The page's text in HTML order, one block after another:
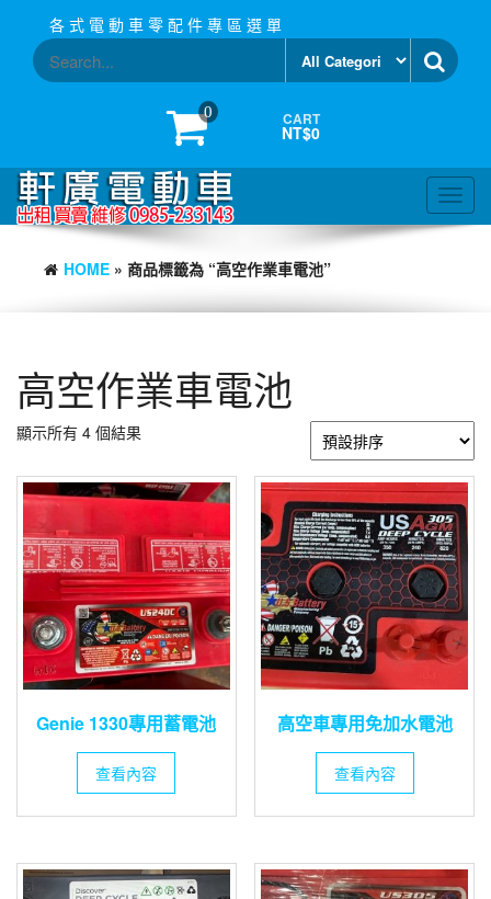
content
各 式 電 動 車 零 配 件 專 區 選 單
0 CART
NT$0
HOME » 商品標籤為 “高空作業車電池”
高空作業車電池
顯示所有 4 個結果
Genie 1330專用蓄電池
查看內容
高空車專用免加水電池
查看內容